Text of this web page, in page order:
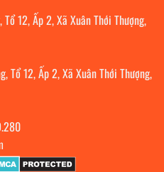
12, Ấp 2, Xã Xuân Thới Thượng,
Tổ 12, Ấp 2, Xã Xuân Thới Thượng,